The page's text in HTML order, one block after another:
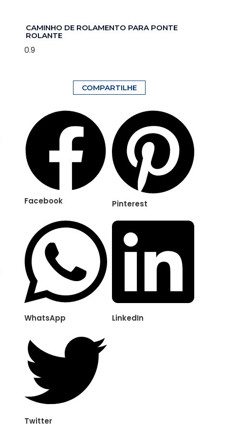
CAMINHO DE ROLAMENTO PARA PONTE
ROLANTE
COMPARTILHE
Facebook Pinterest
WhatsApp LinkedIn
Twitter